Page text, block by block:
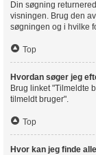
Din søgning
visningen. Brug den
søgningen og i hvilke
Top
Hvordan søger jeg
Brug linket "Tilmeldte
tilmeldt bruger".
Top
Hvor kan jeg finde